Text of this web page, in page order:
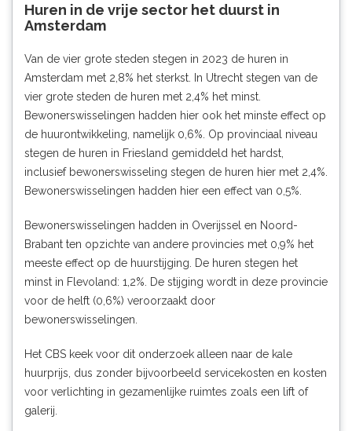
Huren in de vrije sector het duurst in
Amsterdam
Van de vier grote steden stegen in 2023 de huren in
Amsterdam met 2,8% het sterkst. In Utrecht stegen van de
vier grote steden de huren met 2,4% het minst.
Bewonerswisselingen hadden hier ook het minste effect op
de huurontwikkeling, namelijk 0,6%. Op provinciaal niveau
stegen de huren in Friesland gemiddeld het hardst,
inclusief bewonerswisseling stegen de huren hier met 2,4%.
Bewonerswisselingen hadden hier een effect van 0,5%.
Bewonerswisselingen hadden in Overijssel en Noord-
Brabant ten opzichte van andere provincies met 0,9% het
meeste effect op de huurstijging. De huren stegen het
minst in Flevoland: 1,2%. De stijging wordt in deze provincie
voor de helft (0,6%) veroorzaakt door
bewonerswisselingen.
Het CBS keek voor dit onderzoek alleen naar de kale
huurprijs, dus zonder bijvoorbeeld servicekosten en kosten
voor verlichting in gezamenlijke ruimtes zoals een lift of
galerij.